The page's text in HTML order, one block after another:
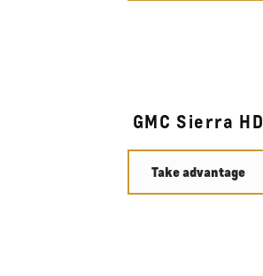
GMC Sierra HD
Take advantage